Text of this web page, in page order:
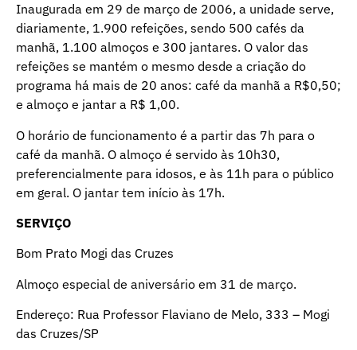
Inaugurada em 29 de março de 2006, a unidade serve,
diariamente, 1.900 refeições, sendo 500 cafés da
manhã, 1.100 almoços e 300 jantares. O valor das
refeições se mantém o mesmo desde a criação do
programa há mais de 20 anos: café da manhã a R$0,50;
e almoço e jantar a R$ 1,00.
O horário de funcionamento é a partir das 7h para o
café da manhã. O almoço é servido às 10h30,
preferencialmente para idosos, e às 11h para o público
em geral. O jantar tem início às 17h.
SERVIÇO
Bom Prato Mogi das Cruzes
Almoço especial de aniversário em 31 de março.
Endereço: Rua Professor Flaviano de Melo, 333 – Mogi
das Cruzes/SP